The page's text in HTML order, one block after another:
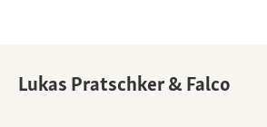
Lukas Pratschker & Falco